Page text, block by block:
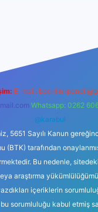
E-mail:
Whatsapp: 0262
@karabul
5651 Sayılı Kanun
(BTK) tarafından
Bu nedenle,
araştırma
içeriklerin
sorumluluğu kabul etmiş